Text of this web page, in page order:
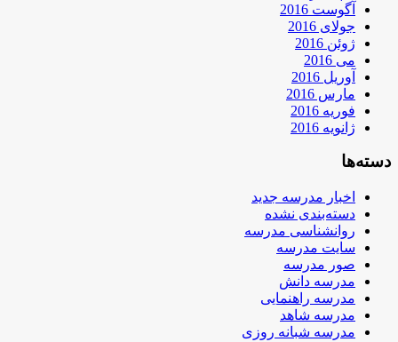
آگوست 2016
جولای 2016
ژوئن 2016
می 2016
آوریل 2016
مارس 2016
فوریه 2016
ژانویه 2016
دسته‌ها
اخبار مدرسه جدید
دسته‌بندی نشده
روانشناسی مدرسه
سایت مدرسه
صور مدرسه
مدرسه دانش
مدرسه راهنمایی
مدرسه شاهد
مدرسه شبانه روزی